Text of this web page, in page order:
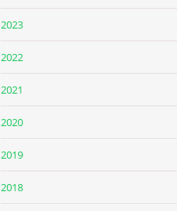
2023
2022
2021
2020
2019
2018